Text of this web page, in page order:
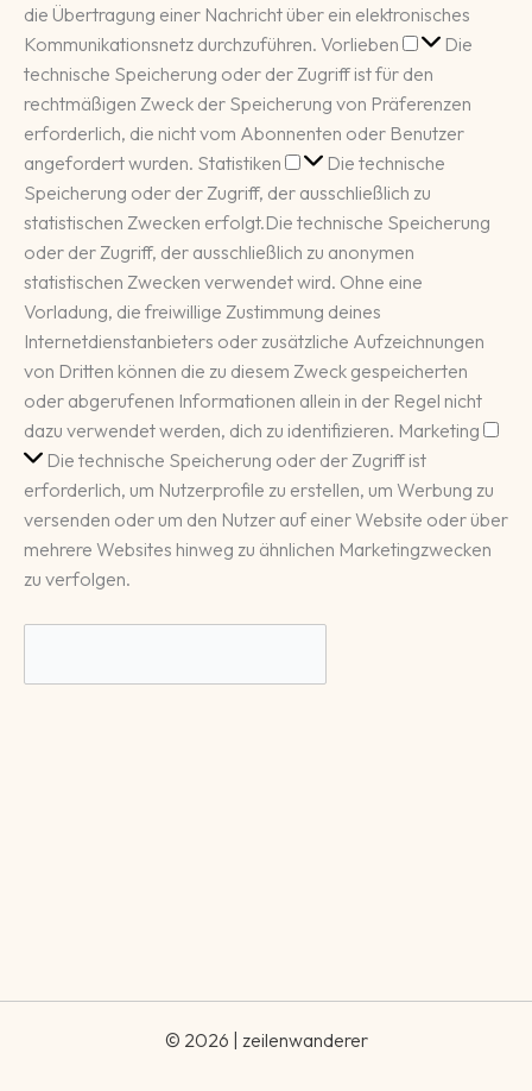
die Übertragung einer Nachricht über ein elektronisches
Kommunikationsnetz durchzuführen. Vorlieben Vorlieben
Die
technische Speicherung oder der Zugriff ist für den
rechtmäßigen Zweck der Speicherung von Präferenzen
erforderlich, die nicht vom Abonnenten oder Benutzer
angefordert wurden. Statistiken Statistiken
Die technische
Speicherung oder der Zugriff, der ausschließlich zu
statistischen Zwecken erfolgt.Die technische Speicherung
oder der Zugriff, der ausschließlich zu anonymen
statistischen Zwecken verwendet wird. Ohne eine
Vorladung, die freiwillige Zustimmung deines
Internetdienstanbieters oder zusätzliche Aufzeichnungen
von Dritten können die zu diesem Zweck gespeicherten
oder abgerufenen Informationen allein in der Regel nicht
dazu verwendet werden, dich zu identifizieren. Marketing
Die technische Speicherung oder der Zugriff ist
erforderlich, um Nutzerprofile zu erstellen, um Werbung zu
versenden oder um den Nutzer auf einer Website oder über
mehrere Websites hinweg zu ähnlichen Marketingzwecken
zu verfolgen.
© 2026 | zeilenwanderer